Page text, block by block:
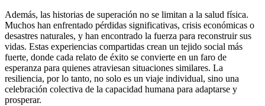
Además, las historias de superación no se limitan a la salud física.
Muchos han enfrentado pérdidas significativas, crisis económicas o
desastres naturales, y han encontrado la fuerza para reconstruir sus
vidas. Estas experiencias compartidas crean un tejido social más
fuerte, donde cada relato de éxito se convierte en un faro de
esperanza para quienes atraviesan situaciones similares. La
resiliencia, por lo tanto, no solo es un viaje individual, sino una
celebración colectiva de la capacidad humana para adaptarse y
prosperar.